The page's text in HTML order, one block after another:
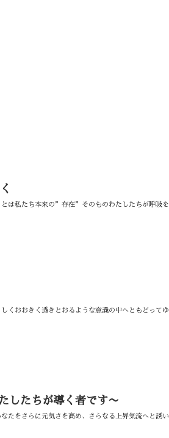
は私たち本来の”存在”そのものわたしたちが呼吸
おおきく透きとおるような意識の中へともどって
したちが導く者です〜
たをさらに元気さを高め、さらなる上昇気流へと誘